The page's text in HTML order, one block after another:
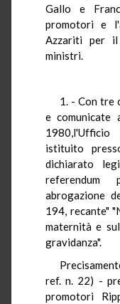
Gallo e
promotori e
Azzariti per il
ministri.
1. - Con tre
e comunicate
istituito
dichiarato
abrogazione
194, recante"
maternità e
gravidanza".
ref. n. 22) -
promotori